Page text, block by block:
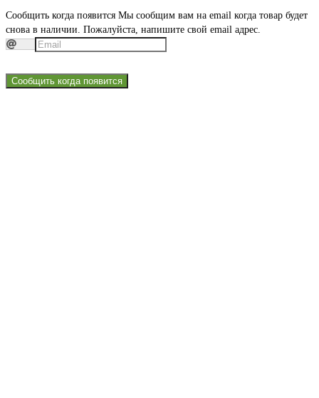
Сообщить когда появится Мы сообщим вам на email когда товар будет
снова в наличии. Пожалуйста, напишите свой email адрес.
Сообщить когда появится